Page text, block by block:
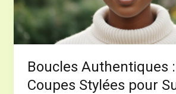
Boucles Authentiques
Coupes Stylées pour
pour
Sublimer
les
Cheveux